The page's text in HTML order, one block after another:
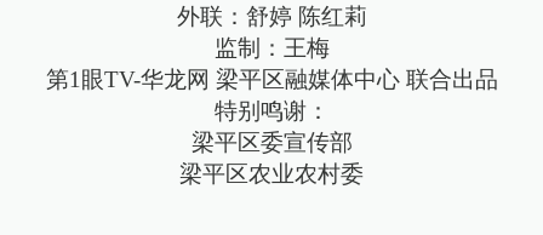
外联：舒婷 陈红莉
监制：王梅
第1眼TV-华龙网 梁平区融媒体中心 联合出品
特别鸣谢：
梁平区委宣传部
梁平区农业农村委